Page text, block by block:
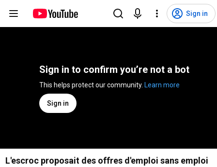
Sign in
Sign in to confirm you’re not a bot
Learn more
Sign in
L'escroc proposait des offres d'emploi sans emploi